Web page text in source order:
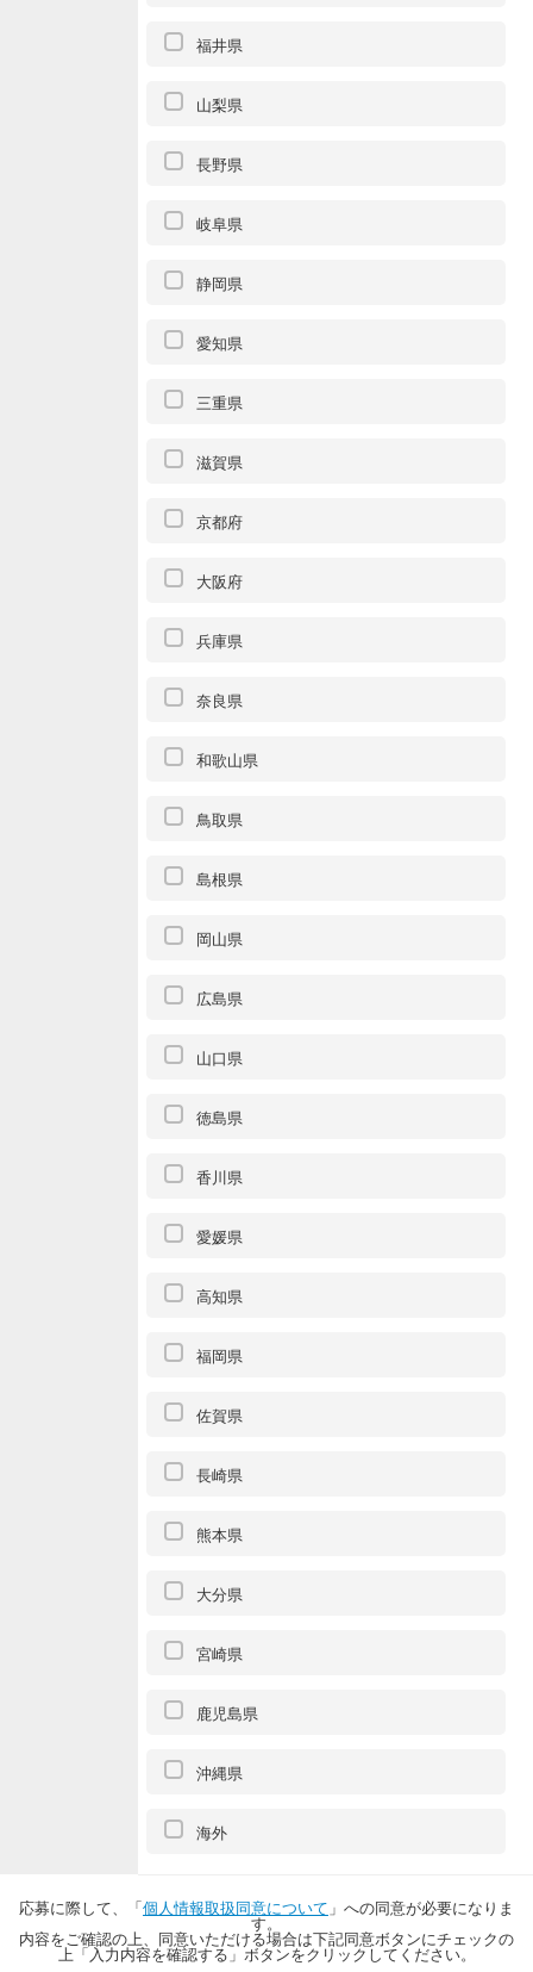
福井県
山梨県
長野県
岐阜県
静岡県
愛知県
三重県
滋賀県
京都府
大阪府
兵庫県
奈良県
和歌山県
鳥取県
島根県
岡山県
広島県
山口県
徳島県
香川県
愛媛県
高知県
福岡県
佐賀県
長崎県
熊本県
大分県
宮崎県
鹿児島県
沖縄県
海外
応募に際して、「個人情報取扱同意について 」への同意が必要になりま
す。
内容をご確認の上、同意いただける場合は下記同意ボタンにチェックの
上「入力内容を確認する」ボタンをクリックしてください。